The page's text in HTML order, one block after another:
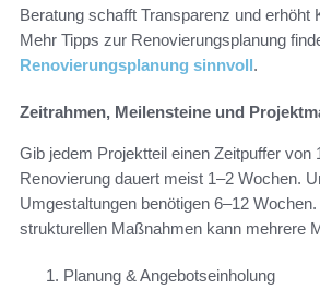
Beratung schafft Transparenz und erhöht
Mehr Tipps zur Renovierungsplanung
Renovierungsplanung sinnvoll.
Zeitrahmen, Meilensteine und
Gib jedem Projektteil einen Zeitpuffer von
Renovierung dauert meist 1–2 Wochen.
Umgestaltungen benötigen 6–12
strukturellen Maßnahmen kann mehrere
Planung & Angebotseinholung